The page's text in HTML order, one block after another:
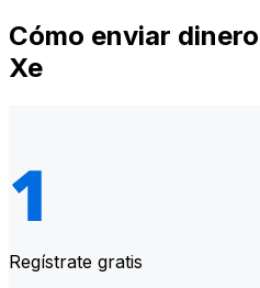
Cómo enviar
Xe
Regístrate gratis